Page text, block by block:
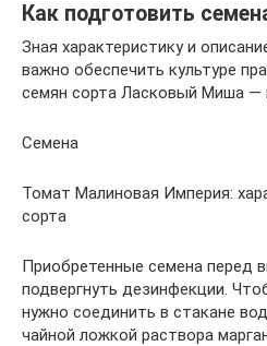
Как подготовить
Зная характеристику и
важно обеспечить культуре
семян сорта Ласковый Миша —
Семена
Томат Малиновая Империя:
сорта
Приобретенные семена перед
подвергнуть дезинфекции.
нужно соединить в стакане
чайной ложкой раствора